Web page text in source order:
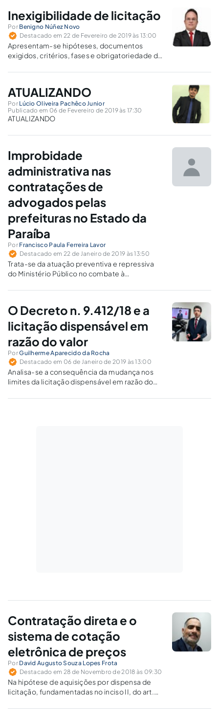
Inexigibilidade de licitação
Por Benigno Núñez Novo
Destacado em 22 de Fevereiro de 2019 às 13:00
Apresentam-se hipóteses, documentos
exigidos, critérios, fases e obrigatoriedade do
pública no que diz respeito à inexigibilidade de
ATUALIZANDO
Por Lúcio Oliveira Pachêco Junior
Publicado em 06 de Fevereiro de 2019 às 17:30
ATUALIZANDO
Improbidade
administrativa nas
contratações de
advogados pelas
prefeituras no Estado da
Paraíba
Por Francisco Paula Ferreira Lavor
Destacado em 22 de Janeiro de 2019 às 13:50
Trata-se da atuação preventiva e repressiva
do Ministério Público no combate à
bancas de advogados, ao fundamento de
às disposições constitucionais e legais
positivadas.
O Decreto n. 9.412/18 e a
licitação dispensável em
razão do valor
PorGuilherme Aparecido da Rocha
Destacado em 06 de Janeiro de 2019 às 13:00
Analisa-se a consequência da mudança nos
limites da licitação dispensável em razão do
Contratação direta e o
sistema de cotação
eletrônica de preços
Por David Augusto Souza Lopes Frota
Destacado em 28 de Novembro de 2018 às 09:30
Na hipótese de aquisições por dispensa de
licitação, fundamentadas no inciso II, do art.
integrantes do SISG deverão adotar,